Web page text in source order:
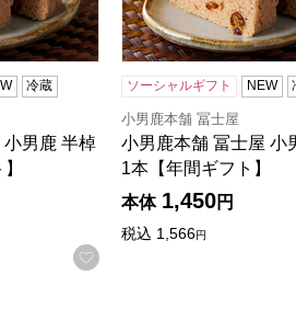
冷蔵
男鹿 半棹
お気に入りに登録する
ソーシャルギフト NEW
小男鹿本舗 冨士屋
小男鹿本舗 冨士屋 小
1本【年間ギフト】
本体 1,450円
税込 1,566円
品から絞りこむことができます。